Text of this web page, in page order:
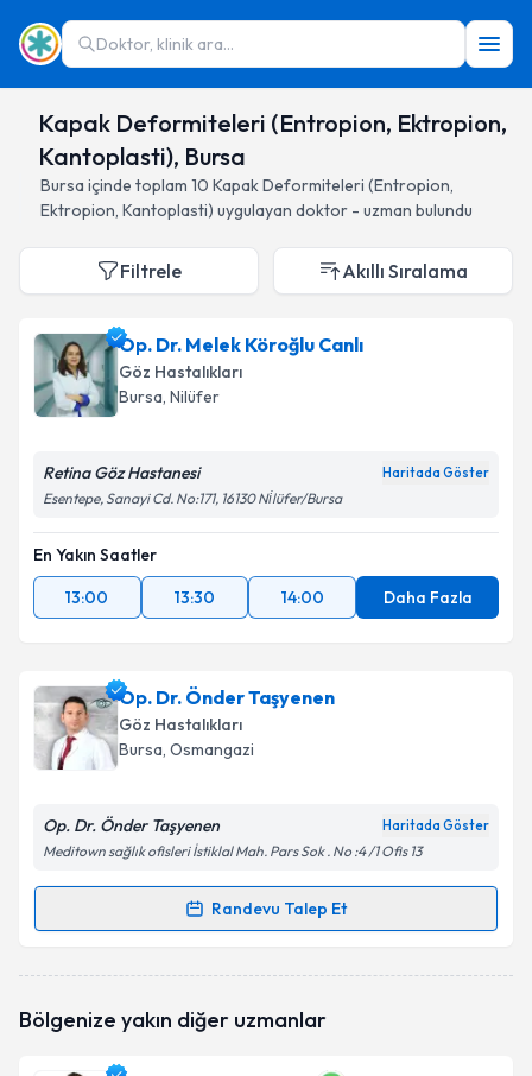
Doktor, klinik ara...
Kapak Deformiteleri (Entropion, Ektropion,
Kantoplasti), Bursa
Bursa içinde toplam 10 Kapak Deformiteleri (Entropion,
Ektropion, Kantoplasti) uygulayan doktor - uzman bulundu
Filtrele Akıllı Sıralama
Op. Dr. Melek Köroğlu Canlı
Göz Hastalıkları
Bursa, Nilüfer
Retina Göz Hastanesi Haritada Göster
Esentepe, Sanayi Cd. No:171, 16130 Ni̇lüfer/Bursa
En Yakın Saatler
13:00
13:30 14:00 Daha Fazla
Op. Dr. Önder Taşyenen
Göz Hastalıkları
Bursa, Osmangazi
Op. Dr. Önder Taşyenen Haritada Göster
Meditown sağlık ofisleri İstiklal Mah. Pars Sok . No :4 /1 Ofis 13
Randevu Talep Et
Randevu Takvimi Talebi
oluşturun. Size bu uzmandan randevu almanız için bir
Bölgenize yakın diğer uzmanlar